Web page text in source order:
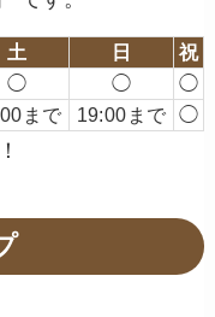
土 日
祝
◯ ◯
◯
まで 19:00まで ◯